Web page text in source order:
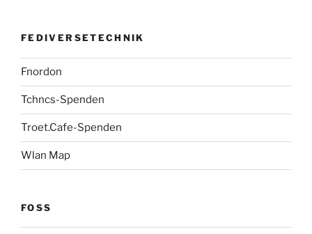
FEDIVERSETECHNIK
Fnordon
Tchncs-Spenden
Troet.Cafe-Spenden
Wlan Map
FOSS